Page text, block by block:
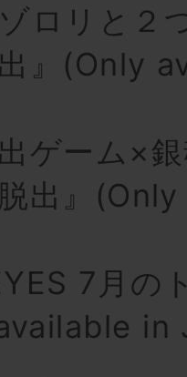
ゾロリと２
』(Only
ゲーム×
出』
7月の
in